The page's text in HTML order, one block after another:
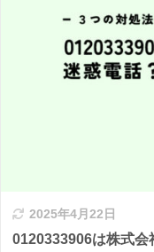
2025年4月22日
0120333906は株式会